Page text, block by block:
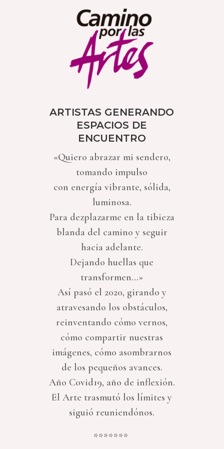
ARTISTAS GENERANDO
ESPACIOS DE
ENCUENTRO
«Quiero abrazar mi sendero,
tomando impulso
con energía vibrante, sólida,
luminosa.
Para dezplazarme en la tibieza
blanda del camino y seguir
hacia adelante.
Dejando huellas que
transformen…»
Así pasó el 2020, girando y
atravesando los obstáculos,
reinventando cómo vernos,
cómo compartir nuestras
imágenes, cómo asombrarnos
de los pequeños avances.
Año Covid19, año de inflexión.
El Arte trasmutó los límites y
siguió reuniendónos.
*******